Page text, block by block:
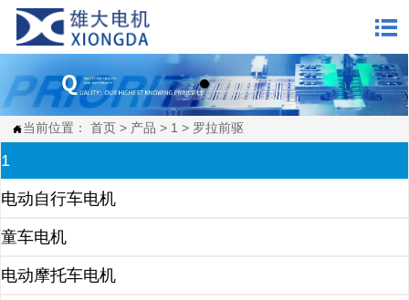

当前位置：首页 > 产品 > 1 > 罗拉前驱
1
电动自行车电机
童车电机
电动摩托车电机